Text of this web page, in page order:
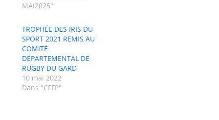
MAI2025"
TROPHÉE DES IRIS DU
SPORT 2021 REMIS AU
COMITÉ
DÉPARTEMENTAL DE
RUGBY DU GARD
10 mai 2022
Dans "CFFP"